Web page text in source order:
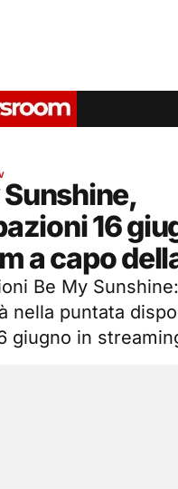
16
a capo
Be My
nella puntata
giugno in